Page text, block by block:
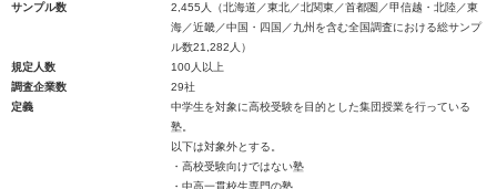
サンプル数
2,455人（北海道／東北／北関東／首都圏／甲信越・北陸／東
海／近畿／中国・四国／九州を含む全国調査における総サンプ
ル数21,282人）
規定人数
100人以上
調査企業数
29社
定義
中学生を対象に高校受験を目的とした集団授業を行っている
塾。
以下は対象外とする。
・高校受験向けではない塾
・中高一貫校生専門の塾